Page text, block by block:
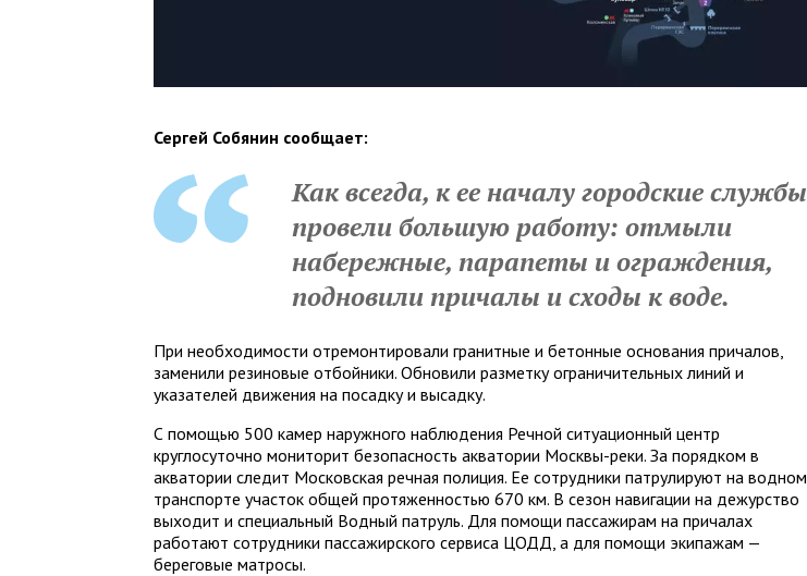
Сергей Собянин сообщает:
Как всегда, к ее началу городские службы
провели большую работу: отмыли
набережные, парапеты и ограждения,
подновили причалы и сходы к воде.
При необходимости отремонтировали гранитные и бетонные основания причалов,
заменили резиновые отбойники. Обновили разметку ограничительных линий и
указателей движения на посадку и высадку.
С помощью 500 камер наружного наблюдения Речной ситуационный центр
круглосуточно мониторит безопасность акватории Москвы-реки. За порядком в
акватории следит Московская речная полиция. Ее сотрудники патрулируют на водном
транспорте участок общей протяженностью 670 км. В сезон навигации на дежурство
выходит и специальный Водный патруль. Для помощи пассажирам на причалах
работают сотрудники пассажирского сервиса ЦОДД, а для помощи экипажам —
береговые матросы.